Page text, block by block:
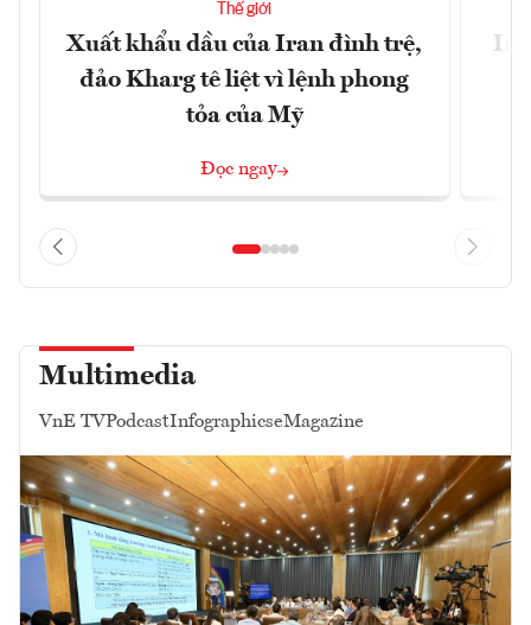
Thế giới
Xuất khẩu dầu của Iran đình trệ,
đảo Kharg tê liệt vì lệnh phong
tỏa của Mỹ
Đọc ngay
Multimedia
VnE TVPodcastInfographicseMagazine